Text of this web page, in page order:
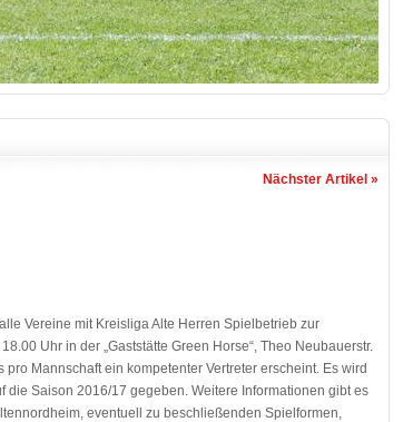
Nächster Artikel »
Vereine mit Kreisliga Alte Herren Spielbetrieb zur
Uhr in der „Gaststätte Green Horse“, Theo Neubauerstr.
Mannschaft ein kompetenter Vertreter erscheint. Es wird
Saison 2016/17 gegeben. Weitere Informationen gibt es
eventuell zu beschließenden Spielformen,